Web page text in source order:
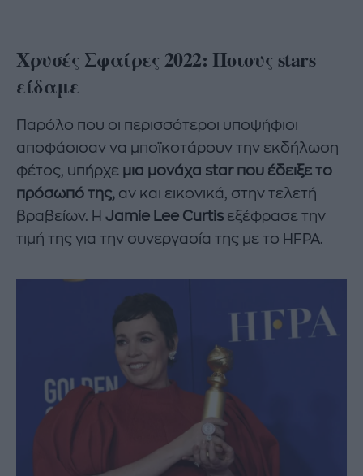
Χρυσές Σφαίρες 2022: Ποιους stars
είδαμε
Παρόλο που οι περισσότεροι υποψήφιοι
αποφάσισαν να μποϊκοτάρουν την εκδήλωση
φέτος, υπήρχε μια μονάχα star που έδειξε το
πρόσωπό της, αν και εικονικά, στην τελετή
βραβείων. Η Jamie Lee Curtis εξέφρασε την
τιμή της για την συνεργασία της με το HFPA.